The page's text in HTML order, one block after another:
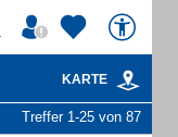
KARTE
Treffer 1-25 von 87